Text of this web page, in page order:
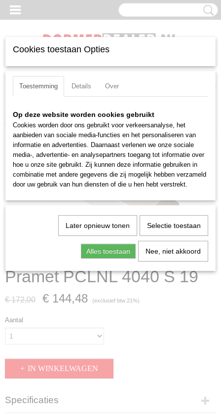
Inloggen Registreren UW WINKELWAGEN
Home >Beitels>Negatief>CN(MG)>Uitwendig
4040 S 19
Pramet PCLNL 4040 S 19
€ 172,00 € 144,48 (exclusief btw 21%)
Aantal
IN WINKELWAGEN
Specificaties
Cookies toestaan Opties
Toestemming Details Over
Op deze website worden cookies gebruikt
Cookies worden door ons gebruikt voor verkeersanalyse, het
aanbieden van sociale media-functies en het personaliseren van
informatie en advertenties. Daarnaast verlenen we onze sociale
media-, advertentie- en analysepartners toegang tot informatie over
hoe u onze site gebruikt. Zij kunnen deze informatie gebruiken in
combinatie met andere gegevens die zij mogelijk hebben verzameld
door uw gebruik van hun diensten of die u hen hebt verstrekt.
Later opnieuw tonen Selectie toestaan
Alles toestaan Nee, niet akkoord